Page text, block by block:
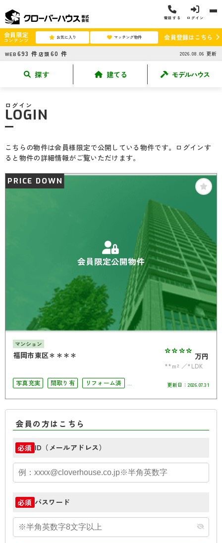
電話する ログイン
会員限定
コンテンツ お気に入り マッチング物件 会員登録はこちら
WEB 693 件 店頭 60 件 2026.08.06 更新
探す 建てる モデルハウス
ログイン
LOGIN
こちらの物件は会員様限定で公開している物件です。ログインす
ると物件の詳細情報がご覧いただけます。
会員限定公開物件
PRICE DOWN
マンション
福岡市東区＊＊＊＊ **** 万円
**m²
*LDK
写真充実
間取り有
リフォーム済
オートロック
更新日： 2026.07.31
会員の方はこちら
必須 ID（メールアドレス）
必須 パスワード